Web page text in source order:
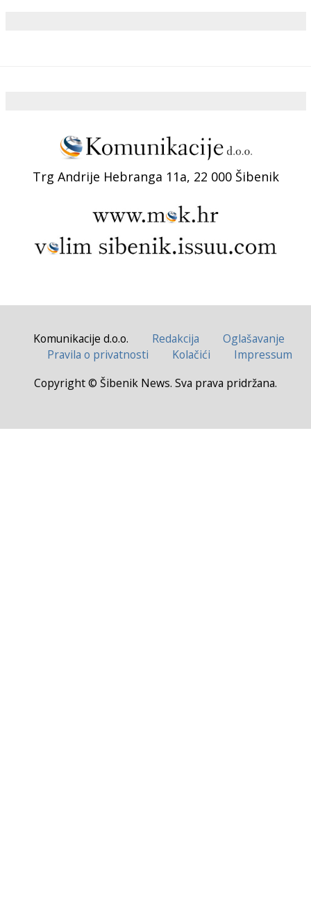
Trg Andrije Hebranga 11a, 22 000 Šibenik
Komunikacije d.o.o. Redakcija
Oglašavanje
Pravila o privatnosti
Kolačići
Impressum
Copyright © Šibenik News. Sva prava pridržana.